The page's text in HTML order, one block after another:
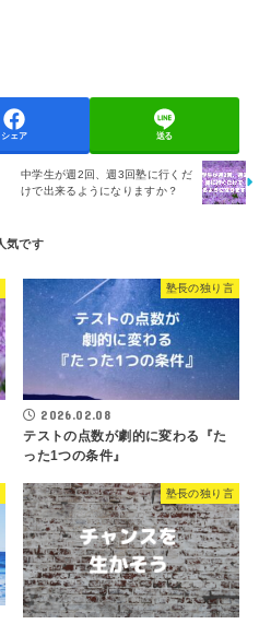
シェア 送る
中学生が週2回、週3回塾に行くだ
けで出来るようになりますか？
塾長の独り言
2026.02.08
テストの点数が劇的に変わる『た
った1つの条件』
塾長の独り言